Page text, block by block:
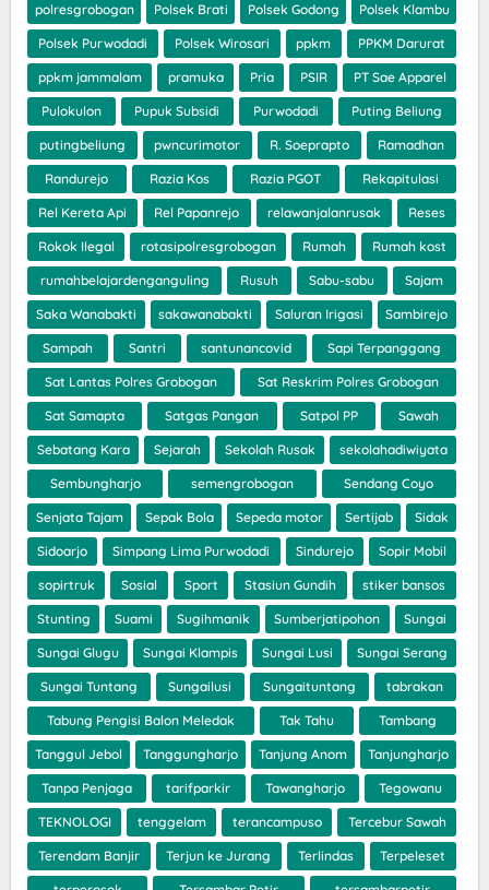
polresgrobogan Polsek Brati Polsek Godong Polsek Klambu
Polsek Purwodadi Polsek Wirosari ppkm PPKM Darurat
ppkm jammalam pramuka Pria PSIR PT Sae Apparel
Pulokulon Pupuk Subsidi Purwodadi Puting Beliung
putingbeliung pwncurimotor R. Soeprapto Ramadhan
Randurejo Razia Kos Razia PGOT Rekapitulasi
Rel Kereta Api Rel Papanrejo relawanjalanrusak Reses
Rokok Ilegal rotasipolresgrobogan Rumah Rumah kost
rumahbelajardenganguling Rusuh Sabu-sabu Sajam
Saka Wanabakti sakawanabakti Saluran Irigasi Sambirejo
Sampah Santri santunancovid Sapi Terpanggang
Sat Lantas Polres Grobogan Sat Reskrim Polres Grobogan
Sat Samapta Satgas Pangan Satpol PP Sawah
Sebatang Kara Sejarah Sekolah Rusak sekolahadiwiyata
Sembungharjo semengrobogan Sendang Coyo
Senjata Tajam Sepak Bola Sepeda motor Sertijab Sidak
Sidoarjo Simpang Lima Purwodadi Sindurejo Sopir Mobil
sopirtruk Sosial Sport Stasiun Gundih stiker bansos
Stunting Suami Sugihmanik Sumberjatipohon Sungai
Sungai Glugu Sungai Klampis Sungai Lusi Sungai Serang
Sungai Tuntang Sungailusi Sungaituntang tabrakan
Tabung Pengisi Balon Meledak Tak Tahu Tambang
Tanggul Jebol Tanggungharjo Tanjung Anom Tanjungharjo
Tanpa Penjaga tarifparkir Tawangharjo Tegowanu
TEKNOLOGI tenggelam terancampuso Tercebur Sawah
Terendam Banjir Terjun ke Jurang Terlindas Terpeleset